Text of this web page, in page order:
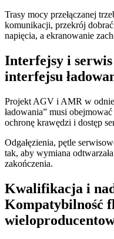
Trasy mocy przełączanej
komunikacji, przekrój
napięcia, a ekranowanie
Interfejsy i
interfejsu
Projekt AGV i AMR w
ładowania” musi
ochronę krawędzi i dostęp
Odgałęzienia, pętle
tak, aby wymiana
zakończenia.
Kwalifikacja i
Kompatybilność